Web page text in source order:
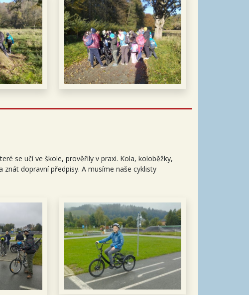
se učí ve škole, prověřily v praxi. Kola, koloběžky,
dopravní předpisy. A musíme naše cyklisty